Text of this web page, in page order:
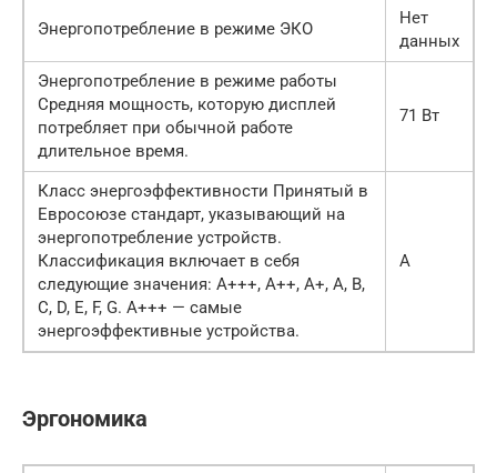
Энергопотребление в режиме ЭКО
Нет
данных
Энергопотребление в режиме работы
Средняя мощность, которую дисплей
потребляет при обычной работе
длительное время.
71 Вт
Класс энергоэффективности Принятый в
Евросоюзе стандарт, указывающий на
энергопотребление устройств.
Классификация включает в себя
следующие значения: A+++, A++, A+, A, B,
C, D, E, F, G. A+++ — самые
энергоэффективные устройства.
A
Эргономика